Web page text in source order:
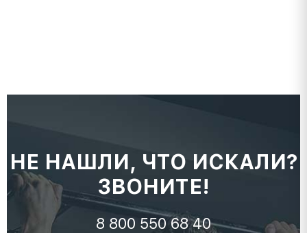
НЕ НАШЛИ, ЧТО ИСКАЛИ?
ЗВОНИТЕ!
8 800 550 68 40